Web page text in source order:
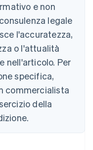
e non
legale
l'accuratezza,
o l'attualità
nell'articolo. Per
specifica,
commercialista
della